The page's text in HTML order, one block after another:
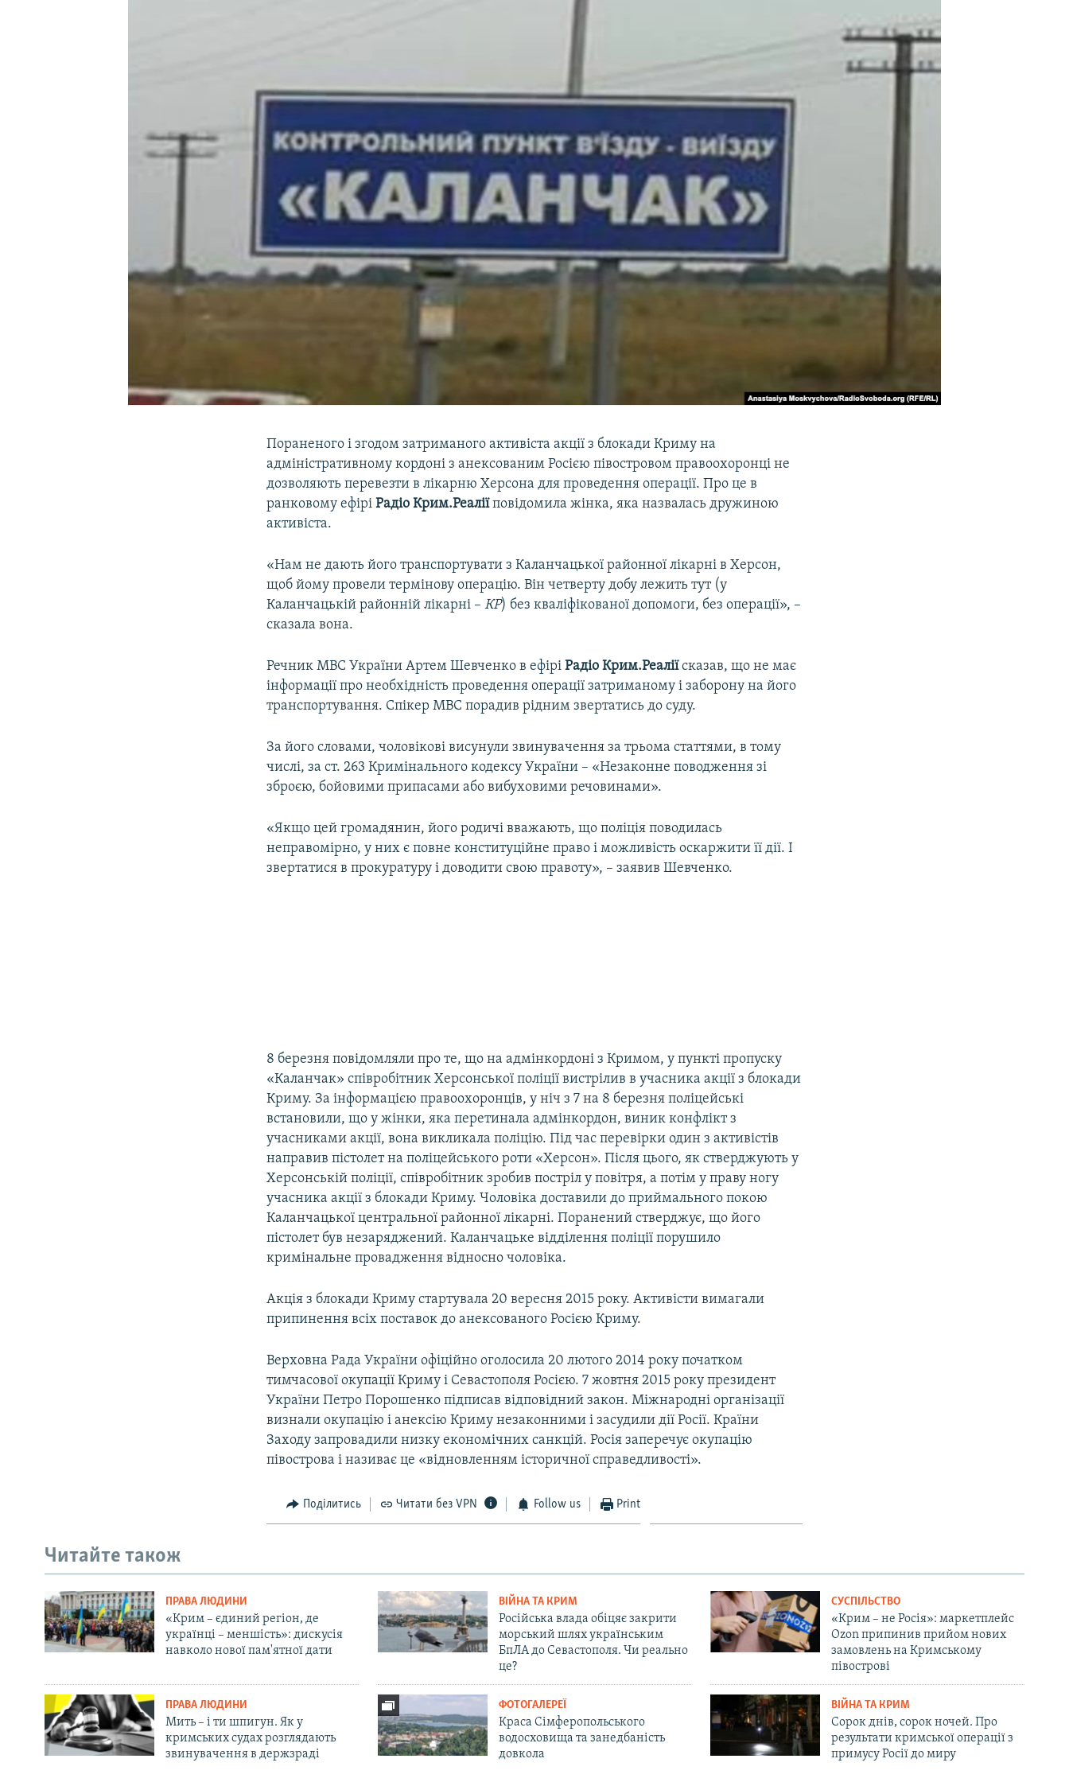
Пораненого і згодом затриманого активіста акції з блокади Криму на
адміністративному кордоні з анексованим Росією півостровом правоохоронці не
дозволяють перевезти в лікарню Херсона для проведення операції. Про це в
ранковому ефіріРадіо Крим.Реаліїповідомила жінка, яка назвалась дружиною
активіста.
«Нам не дають його транспортувати з Каланчацької районної лікарні в Херсон,
щоб йому провели термінову операцію. Він четверту добу лежить тут (у
Каланчацькій районній лікарні –КР) без кваліфікованої допомоги, без операції», –
сказала вона.
Речник МВС України Артем Шевченко в ефіріРадіо Крим.Реаліїсказав, що не має
інформації про необхідність проведення операції затриманому і заборону на його
транспортування. Спікер МВС порадив рідним звертатись до суду.
За його словами, чоловікові висунули звинувачення за трьома статтями, в тому
числі, за ст. 263 Кримінального кодексу України – «Незаконне поводження зі
зброєю, бойовими припасами або вибуховими речовинами».
«Якщо цей громадянин, його родичі вважають, що поліція поводилась
неправомірно, у них є повне конституційне право і можливість оскаржити її дії. І
звертатися в прокуратуру і доводити свою правоту», – заявив Шевченко.
8 березня повідомляли про те, що на адмінкордоні з Кримом, у пункті пропуску
«Каланчак» співробітник Херсонської поліції вистрілив в учасника акції з блокади
Криму. За інформацією правоохоронців, у ніч з 7 на 8 березня поліцейські
встановили, що у жінки, яка перетинала адмінкордон, виник конфлікт з
учасниками акції, вона викликала поліцію. Під час перевірки один з активістів
направив пістолет на поліцейського роти «Херсон». Після цього, як стверджують у
Херсонській поліції, співробітник зробив постріл у повітря, а потім у праву ногу
учасника акції з блокади Криму. Чоловіка доставили до приймального покою
Каланчацької центральної районної лікарні. Поранений стверджує, що його
пістолет був незаряджений. Каланчацьке відділення поліції порушило
кримінальне провадження відносно чоловіка.
Акція з блокади Криму стартувала 20 вересня 2015 року. Активісти вимагали
припинення всіх поставок до анексованого Росією Криму.
Верховна Рада України офіційно оголосила 20 лютого 2014 року початком
тимчасової окупації Криму і Севастополя Росією. 7 жовтня 2015 року президент
України Петро Порошенко підписав відповідний закон. Міжнародні організації
визнали окупацію і анексію Криму незаконними і засудили дії Росії. Країни
Заходу запровадили низку економічних санкцій. Росія заперечує окупацію
півострова і називає це «відновленням історичної справедливості».
Поділитись Читати без VPN Follow us Print
Читайте також
ПРАВА ЛЮДИНИ
«Крим – єдиний регіон, де
українці – меншість»: дискусія
навколо нової пам'ятної дати
ВІЙНА ТА КРИМ
Російська влада обіцяє закрити
морський шлях українським
БпЛА до Севастополя. Чи реально
це?
СУСПІЛЬСТВО
«Крим – не Росія»: маркетплейс
Ozon припинив прийом нових
замовлень на Кримському
півострові
ПРАВА ЛЮДИНИ
Мить – і ти шпигун. Як у
кримських судах розглядають
звинувачення в держзраді
ФОТОГАЛЕРЕЇ
Краса Сімферопольського
водосховища та занедбаність
довкола
ВІЙНА ТА КРИМ
Сорок днів, сорок ночей. Про
результати кримської операції з
примусу Росії до миру